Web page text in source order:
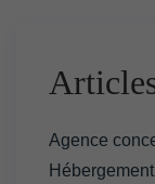
Agence